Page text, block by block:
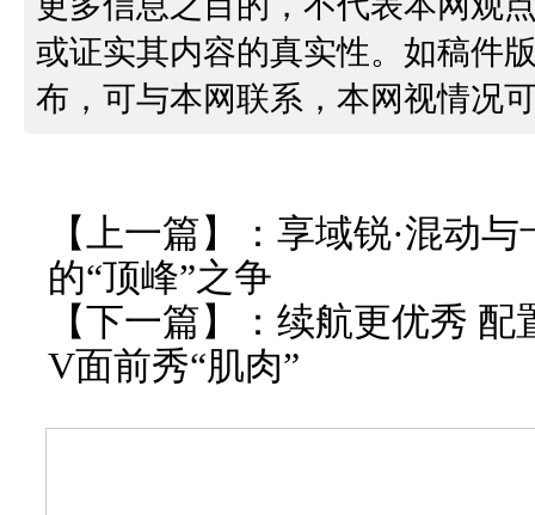
或证实其内容的真实性。如稿件
布，可与本网联系，本网视情况
【上一篇】： 享域锐·混动
的“顶峰”之争
【下一篇】： 续航更优秀 配
V面前秀“肌肉”